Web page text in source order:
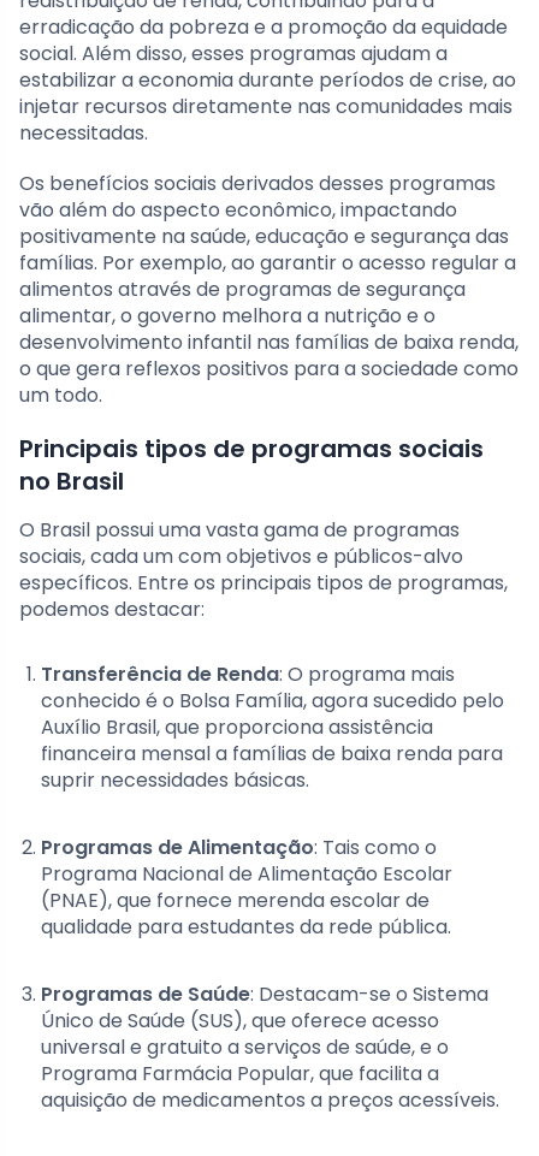
erradicação da pobreza e a promoção da equidade
social. Além disso, esses programas ajudam a
estabilizar a economia durante períodos de crise, ao
injetar recursos diretamente nas comunidades mais
necessitadas.
Os benefícios sociais derivados desses programas
vão além do aspecto econômico, impactando
positivamente na saúde, educação e segurança das
famílias. Por exemplo, ao garantir o acesso regular a
alimentos através de programas de segurança
alimentar, o governo melhora a nutrição e o
desenvolvimento infantil nas famílias de baixa renda,
o que gera reflexos positivos para a sociedade como
um todo.
Principais tipos de programas sociais
no Brasil
O Brasil possui uma vasta gama de programas
sociais, cada um com objetivos e públicos-alvo
específicos. Entre os principais tipos de programas,
podemos destacar:
Transferência de Renda: O programa mais
conhecido é o Bolsa Família, agora sucedido pelo
Auxílio Brasil, que proporciona assistência
financeira mensal a famílias de baixa renda para
suprir necessidades básicas.
Programas de Alimentação: Tais como o
Programa Nacional de Alimentação Escolar
(PNAE), que fornece merenda escolar de
qualidade para estudantes da rede pública.
Programas de Saúde: Destacam-se o Sistema
Único de Saúde (SUS), que oferece acesso
universal e gratuito a serviços de saúde, e o
Programa Farmácia Popular, que facilita a
aquisição de medicamentos a preços acessíveis.